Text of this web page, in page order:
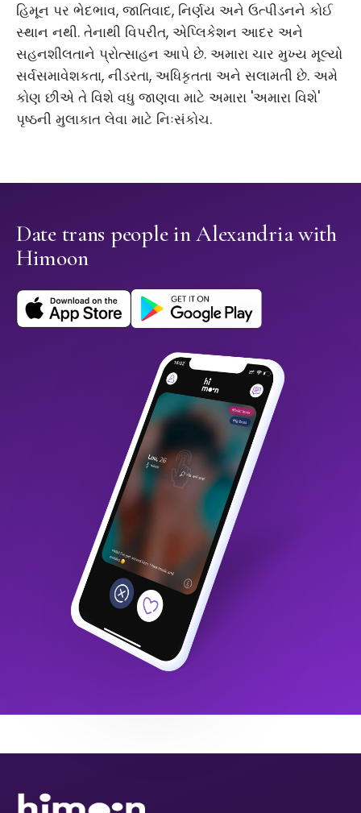
હિમૂન પર ભેદભાવ, જાતિવાદ, નિર્ણય અને ઉત્પીડનને કોઈ
સ્થાન નથી. તેનાથી વિપરીત, એપ્લિકેશન આદર અને
સહનશીલતાને પ્રોત્સાહન આપે છે. અમારા ચાર મુખ્ય મૂલ્યો
સર્વસમાવેશકતા, નીડરતા, અધિકૃતતા અને સલામતી છે. અમે
કોણ છીએ તે વિશે વધુ જાણવા માટે અમારા 'અમારા વિશે'
પૃષ્ઠની મુલાકાત લેવા માટે નિઃસંકોચ.
Date trans people in Alexandria with
Himoon